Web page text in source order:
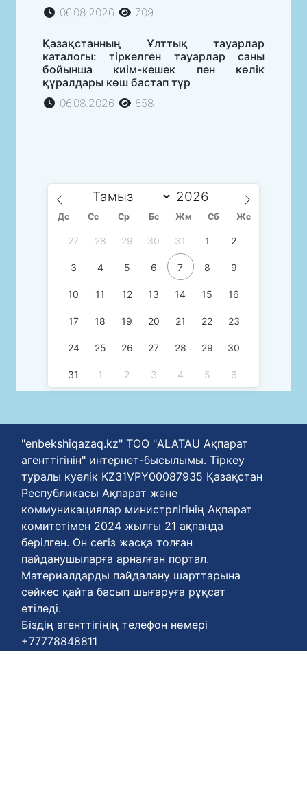
06.08.2026
709
Қазақстанның Ұлттық тауарлар
каталогы: тіркелген тауарлар саны
бойынша киім-кешек пен көлік
құралдары көш бастап тұр
06.08.2026
658
Дс Сc Ср Бс Жм Сб Жс
27 28 29 30 31 1 2
3 4 5 6 7 8 9
10 11 12 13 14 15 16
17 18 19 20 21 22 23
24 25 26 27 28 29 30
31 1 2 3 4 5 6
"enbekshiqazaq.kz" ТОО "ALATAU Ақпарат
агенттігінін" интернет-бысылымы. Тіркеу
туралы куәлік KZ31VPY00087935 Қазақстан
Республикасы Ақпарат және
коммуникациялар министрлігінің Ақпарат
комитетімен 2024 жылғы 21 ақпанда
берілген. Он сегіз жасқа толған
пайданушыларға арналған портал.
Материалдарды пайдалану шарттарына
сәйкес қайта басып шығаруға рұқсат
етіледі.
Біздің агенттігіңің телефон нөмері
+77778848811